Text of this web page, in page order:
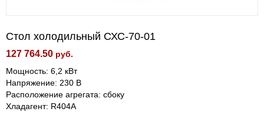
Стол холодильный СХС-70-01
127 764.50 руб.
Мощность: 6,2 кВт
Напряжение: 230 В
Расположение агрегата: сбоку
Хладагент: R404A